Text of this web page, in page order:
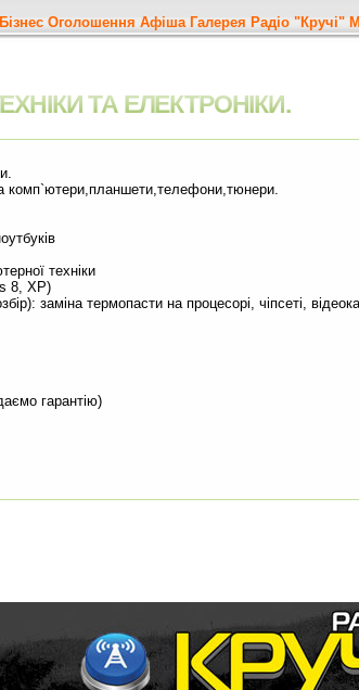
Бізнес Оголошення Афіша Галерея Радіо "Кручі"
ТА ЕЛЕКТРО­НІКИ.
комп`ютери,планшети,телефони,тюнери.
техніки
8, XP­)
заміна термопасти на процесо­рі, ­чіпсеті,
гарантію)